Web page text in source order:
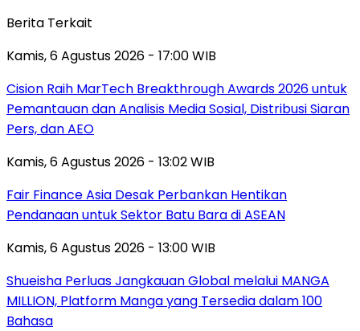
Berita Terkait
Kamis, 6 Agustus 2026 - 17:00 WIB
Cision Raih MarTech Breakthrough Awards 2026 untuk
Pemantauan dan Analisis Media Sosial, Distribusi Siaran
Pers, dan AEO
Kamis, 6 Agustus 2026 - 13:02 WIB
Fair Finance Asia Desak Perbankan Hentikan
Pendanaan untuk Sektor Batu Bara di ASEAN
Kamis, 6 Agustus 2026 - 13:00 WIB
Shueisha Perluas Jangkauan Global melalui MANGA
MILLION, Platform Manga yang Tersedia dalam 100
Bahasa